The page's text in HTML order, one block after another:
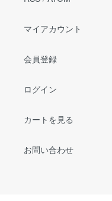
マイアカウント
会員登録
ログイン
カートを見る
お問い合わせ